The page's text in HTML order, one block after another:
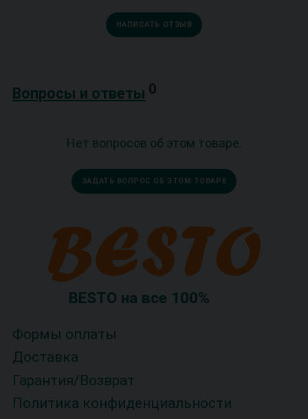
НАПИСАТЬ ОТЗЫВ
Вопросы и ответы 0
Нет вопросов об этом товаре.
ЗАДАТЬ ВОПРОС ОБ ЭТОМ ТОВАРЕ
BESTO на все 100%
Формы оплаты
Доставка
Гарантия/Возврат
Политика конфиденциальности